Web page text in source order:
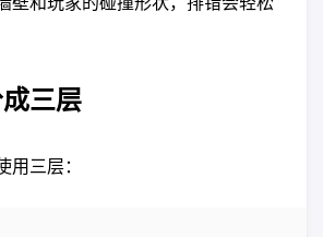
三层
用三层：